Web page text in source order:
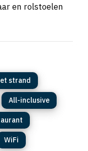
en rolstoelen
strand
All-inclusive
WiFi